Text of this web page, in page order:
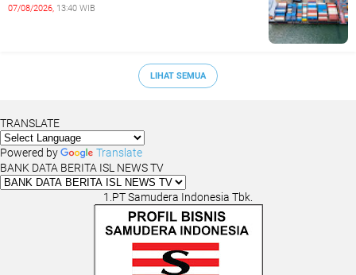
07/08/2026, 13:40 WIB
LIHAT SEMUA
TRANSLATE
Powered by
Translate
BANK DATA BERITA ISL NEWS TV
1.PT Samudera Indonesia Tbk.